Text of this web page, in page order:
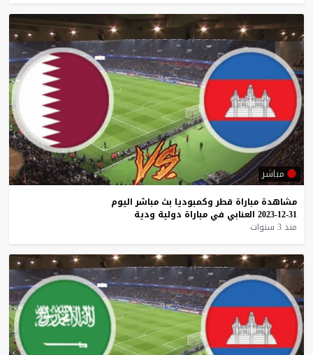
مباشر
مشاهدة مباراة قطر وكمبوديا بث مباشر اليوم
31-12-2023
العنابي في مباراة دولية ودية
منذ 3 سنوات